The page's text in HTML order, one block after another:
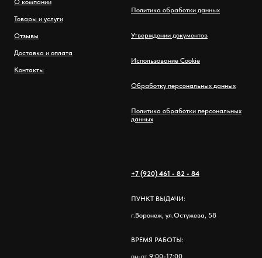
О компании
Товары и услуги
Отзывы
Доставка и оплата
Контакты
Политика обработки данных
Утверждении документов
Использование Cookie
Обработку персональных данных
Политика обработки персональных
данных
+7 (920) 461 - 82 - 84
ПУНКТ ВЫДАЧИ:
г.Воронеж, ул.Остужева, 58
ВРЕМЯ РАБОТЫ:
пн-пт 9:00-17:00